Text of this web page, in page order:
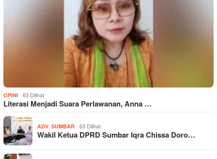
OPINI 63 Dilihat
Literasi Menjadi Suara Perlawanan, Anna …
ADV, SUMBAR 63 Dilihat
Wakil Ketua DPRD Sumbar Iqra Chissa Doro…